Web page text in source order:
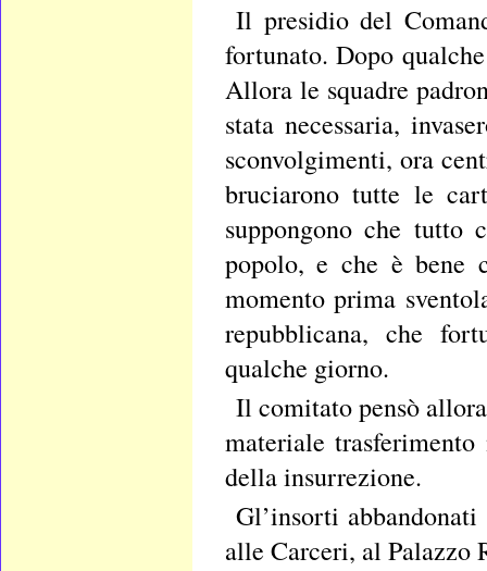
Il presidio del
fortunato. Dopo
Allora le squadre
stata necessaria,
sconvolgimenti, ora
bruciarono tutte le
suppongono che tutto
popolo, e che è bene
momento prima
repubblicana, che
qualche giorno.
Il comitato pensò
materiale
della insurrezione.
Gl’insorti
alle Carceri, al Palazzo